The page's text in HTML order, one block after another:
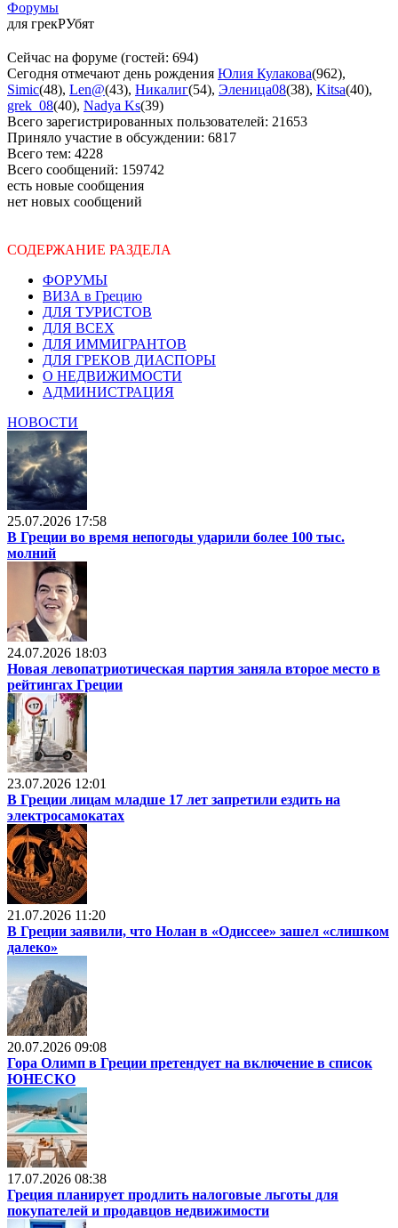
Форумы
для грекРУбят
Сейчас на форуме (гостей: 694)
Сегодня отмечают день рождения Юлия Кулакова(962),
Simic(48), Len@(43), Никалиг(54), Эленица08(38), Kitsa(40),
grek_08(40), Nadya Ks(39)
Всего зарегистрированных пользователей: 21653
Приняло участие в обсуждении: 6817
Всего тем: 4228
Всего сообщений: 159742
есть новые сообщения
нет новых сообщений
СОДЕРЖАНИЕ РАЗДЕЛА
ФОРУМЫ
ВИЗА в Грецию
ДЛЯ ТУРИСТОВ
ДЛЯ ВСЕХ
ДЛЯ ИММИГРАНТОВ
ДЛЯ ГРЕКОВ ДИАСПОРЫ
О НЕДВИЖИМОСТИ
АДМИНИСТРАЦИЯ
НОВОСТИ
25.07.2026 17:58
В Греции во время непогоды ударили более 100 тыс.
молний
24.07.2026 18:03
Новая левопатриотическая партия заняла второе место в
рейтингах Греции
23.07.2026 12:01
В Греции лицам младше 17 лет запретили ездить на
электросамокатах
21.07.2026 11:20
В Греции заявили, что Нолан в «Одиссее» зашел «слишком
далеко»
20.07.2026 09:08
Гора Олимп в Греции претендует на включение в список
ЮНЕСКО
17.07.2026 08:38
Греция планирует продлить налоговые льготы для
покупателей и продавцов недвижимости